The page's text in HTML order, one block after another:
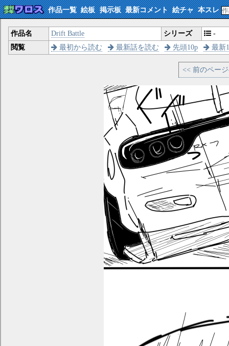
作品一覧 絵板 掲示板 最新コメント 絵チャ 本スレ
作品名 Drift Battle シリーズ
-
閲覧
最初から読む 最新話を読む 先頭10p 最新
<< 前のペー